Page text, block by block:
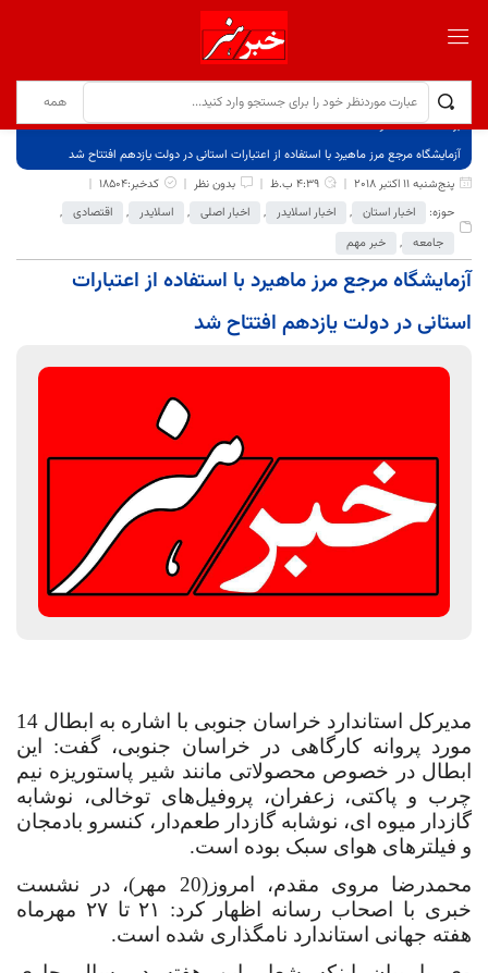
برگ نخست
نوشته‌ها
آزمایشگاه مرجع مرز ماهیرد با استفاده از اعتبارات استانی در دولت یازدهم افتتاح شد
پنج‌شنبه 11 اکتبر 2018
4:39 ب.ظ بدون نظر
کدخبر:18504
حوزه:
اخبار استان , اخبار اسلایدر , اخبار اصلی , اسلایدر , اقتصادی ,
جامعه , خبر مهم
آزمایشگاه مرجع مرز ماهیرد با استفاده از اعتبارات
استانی در دولت یازدهم افتتاح شد
مدیرکل استاندارد خراسان جنوبی با اشاره به ابطال 14
مورد پروانه کارگاهی در خراسان جنوبی، گفت: این
ابطال در خصوص محصولاتی مانند شیر پاستوریزه نیم
چرب و پاکتی، زعفران، پروفیل‌های توخالی، نوشابه
گازدار میوه ای، نوشابه گازدار طعم‌دار، کنسرو بادمجان
و فیلتر‌های هوای سبک بوده است.
محمدرضا مروی مقدم، امروز(20 مهر)، در نشست
خبری با اصحاب رسانه اظهار کرد: ۲۱
تا ۲۷ مهرماه
هفته جهانی استاندارد نامگذاری شده است.